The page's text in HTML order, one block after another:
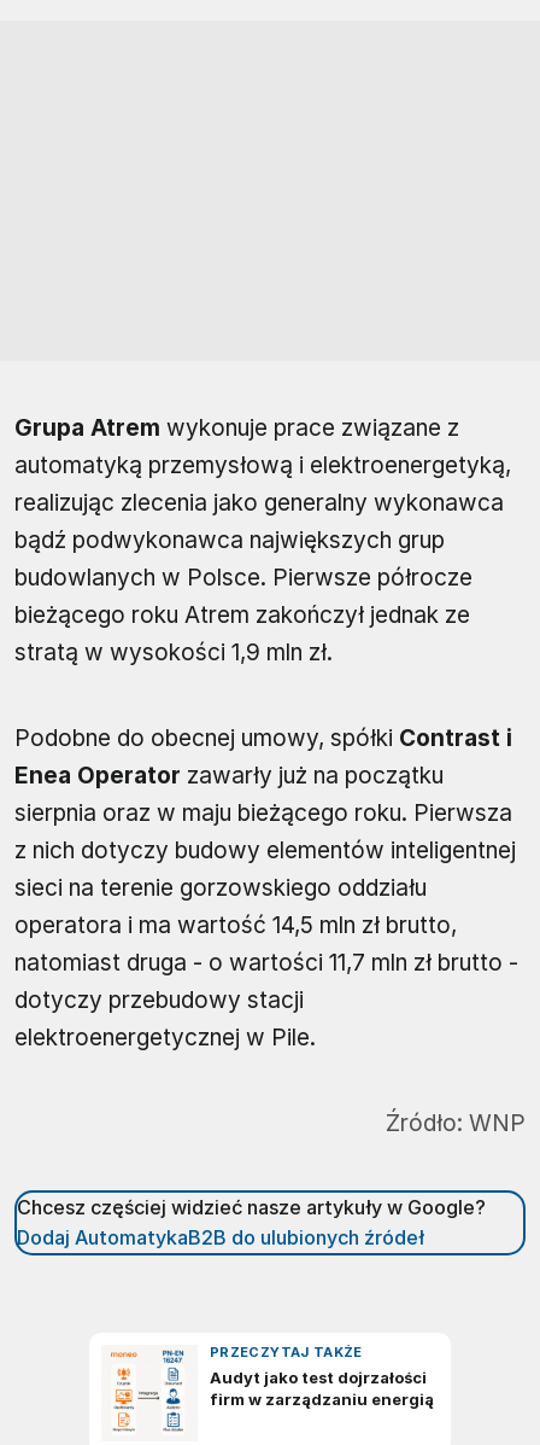
Grupa Atrem wykonuje prace związane z
automatyką przemysłową i elektroenergetyką,
realizując zlecenia jako generalny wykonawca
bądź podwykonawca największych grup
budowlanych w Polsce. Pierwsze półrocze
bieżącego roku Atrem zakończył jednak ze
stratą w wysokości 1,9 mln zł.
Podobne do obecnej umowy, spółki Contrast i
Enea Operator zawarły już na początku
sierpnia oraz w maju bieżącego roku. Pierwsza
z nich dotyczy budowy elementów inteligentnej
sieci na terenie gorzowskiego oddziału
operatora i ma wartość 14,5 mln zł brutto,
natomiast druga - o wartości 11,7 mln zł brutto -
dotyczy przebudowy stacji
elektroenergetycznej w Pile.
Źródło: WNP
Chcesz częściej widzieć nasze artykuły w Google?
Dodaj AutomatykaB2B do ulubionych źródeł